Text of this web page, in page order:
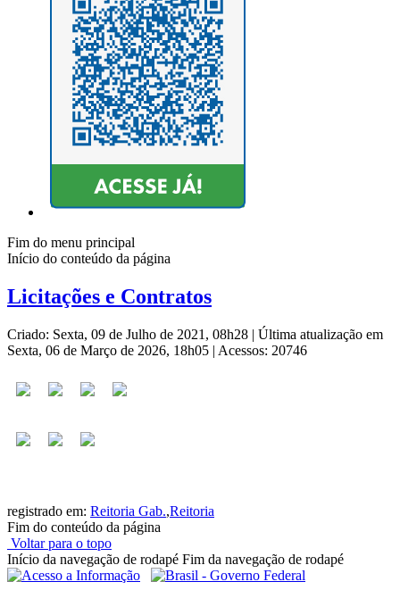
Fim do menu principal
Início do conteúdo da página
Licitações e Contratos
Criado: Sexta, 09 de Julho de 2021, 08h28 | Última atualização em
Sexta, 06 de Março de 2026, 18h05 | Acessos: 20746
registrado em: Reitoria Gab.,Reitoria
Fim do conteúdo da página
Voltar para o topo
Início da navegação de rodapé Fim da navegação de rodapé